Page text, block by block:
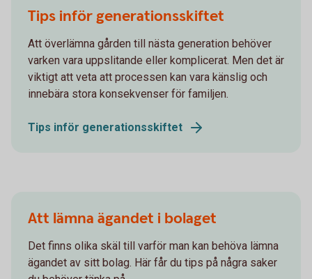
Tips inför generationsskiftet
Att överlämna gården till nästa generation behöver
varken vara uppslitande eller komplicerat. Men det är
viktigt att veta att processen kan vara känslig och
innebära stora konsekvenser för familjen.
Tips inför generations­skiftet
Att lämna ägandet i bolaget
Det finns olika skäl till varför man kan behöva lämna
ägandet av sitt bolag. Här får du tips på några saker